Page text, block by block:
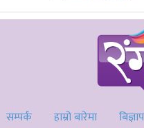
सम्पर्क हाम्रो बारेमा बिज्ञाप